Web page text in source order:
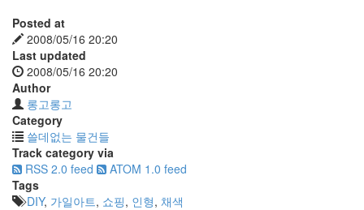
Posted at
2008/05/16 20:20
Last updated
2008/05/16 20:20
Author
롱고롱고
Category
쓸데없는 물건들
Track category via
RSS 2.0 feed
ATOM 1.0 feed
Tags
DIY, 가일아트, 쇼핑, 인형, 채색